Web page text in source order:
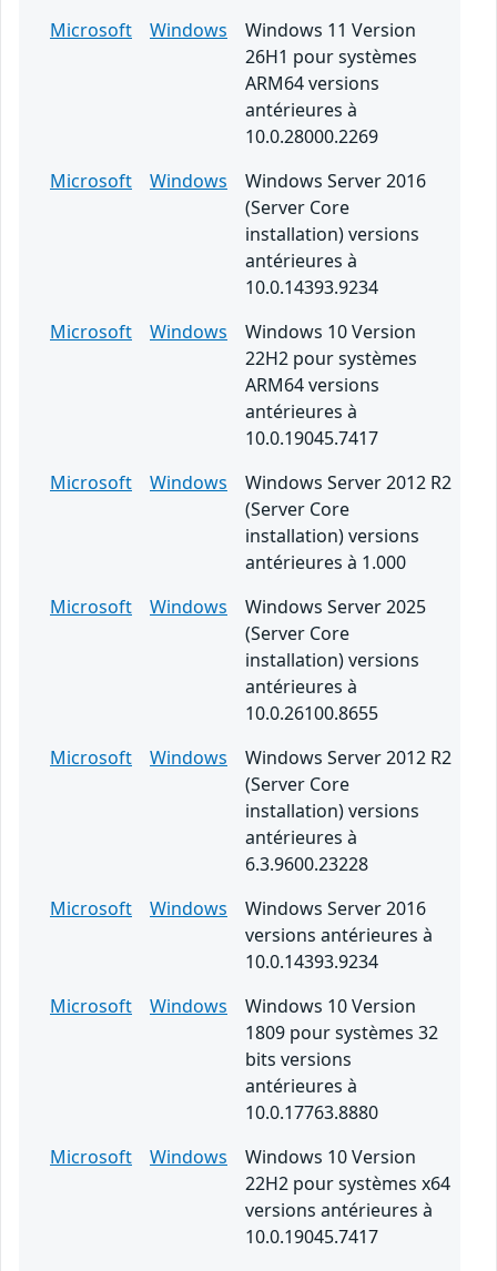
Microsoft
Windows
Windows 11 Version
26H1 pour systèmes
ARM64 versions
antérieures à
10.0.28000.2269
Microsoft
Windows
Windows Server 2016
(Server Core
installation) versions
antérieures à
10.0.14393.9234
Microsoft
Windows
Windows 10 Version
22H2 pour systèmes
ARM64 versions
antérieures à
10.0.19045.7417
Microsoft
Windows
Windows Server 2012 R2
(Server Core
installation) versions
antérieures à 1.000
Microsoft
Windows
Windows Server 2025
(Server Core
installation) versions
antérieures à
10.0.26100.8655
Microsoft
Windows
Windows Server 2012 R2
(Server Core
installation) versions
antérieures à
6.3.9600.23228
Microsoft
Windows
Windows Server 2016
versions antérieures à
10.0.14393.9234
Microsoft
Windows
Windows 10 Version
1809 pour systèmes 32
bits versions
antérieures à
10.0.17763.8880
Microsoft
Windows
Windows 10 Version
22H2 pour systèmes x64
versions antérieures à
10.0.19045.7417